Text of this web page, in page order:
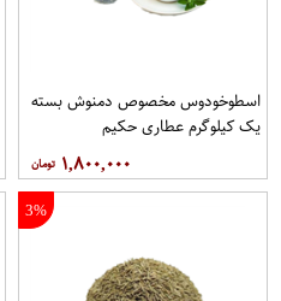
اسطوخودوس مخصوص دمنوش بسته
یک کیلوگرم عطاری حکیم
۱,۸۰۰,۰۰۰
3%